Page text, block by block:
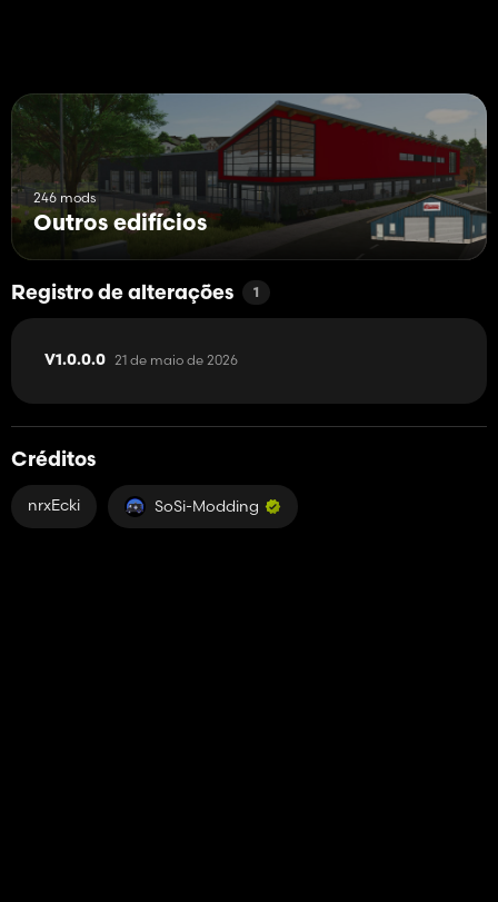
246 mods
Outros edifícios
Registro de alterações 1
V1.0.0.0 21 de maio de 2026
Créditos
nrxEcki SoSi-Modding